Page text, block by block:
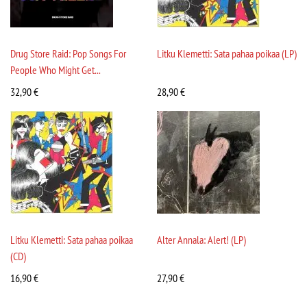
Drug Store Raid: Pop Songs For
People Who Might Get...
32,90€
Litku Klemetti: Sata pahaa poikaa (LP)
28,90€
Litku Klemetti: Sata pahaa poikaa
(CD)
16,90€
Alter Annala: Alert! (LP)
27,90€